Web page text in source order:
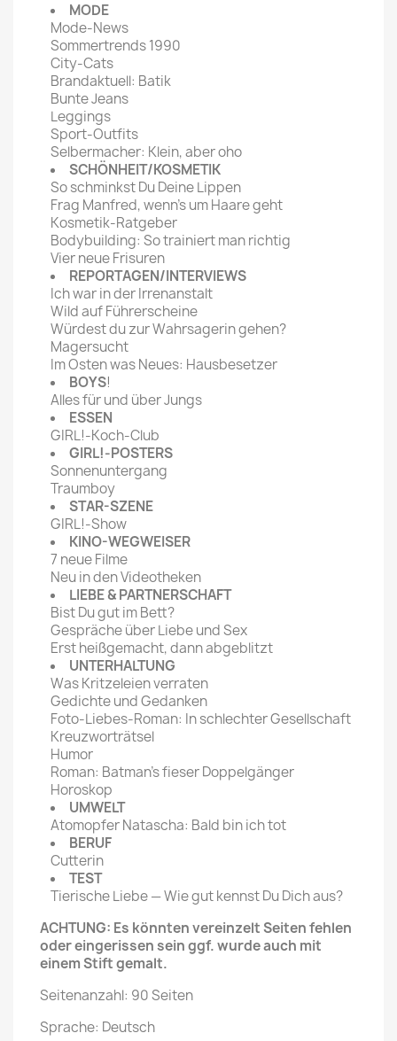
MODE
Mode-News
Sommertrends 1990
City-Cats
Brandaktuell: Batik
Bunte Jeans
Leggings
Sport-Outfits
Selbermacher: Klein, aber oho
SCHÖNHEIT/KOSMETIK
So schminkst Du Deine Lippen
Frag Manfred, wenn's um Haare geht
Kosmetik-Ratgeber
Bodybuilding: So trainiert man richtig
Vier neue Frisuren
REPORTAGEN/INTERVIEWS
Ich war in der Irrenanstalt
Wild auf Führerscheine
Würdest du zur Wahrsagerin gehen?
Magersucht
Im Osten was Neues: Hausbesetzer
BOYS!
Alles für und über Jungs
ESSEN
GIRL!-Koch-Club
GIRL!-POSTERS
Sonnenuntergang
Traumboy
STAR-SZENE
GIRL!-Show
KINO-WEGWEISER
7 neue Filme
Neu in den Videotheken
LIEBE & PARTNERSCHAFT
Bist Du gut im Bett?
Gespräche über Liebe und Sex
Erst heißgemacht, dann abgeblitzt
UNTERHALTUNG
Was Kritzeleien verraten
Gedichte und Gedanken
Foto-Liebes-Roman: In schlechter Gesellschaft
Kreuzworträtsel
Humor
Roman: Batman's fieser Doppelgänger
Horoskop
UMWELT
Atomopfer Natascha: Bald bin ich tot
BERUF
Cutterin
TEST
Tierische Liebe — Wie gut kennst Du Dich aus?
ACHTUNG: Es könnten vereinzelt Seiten fehlen
oder eingerissen sein ggf. wurde auch mit
einem Stift gemalt.
Seitenanzahl: 90 Seiten
Sprache: Deutsch